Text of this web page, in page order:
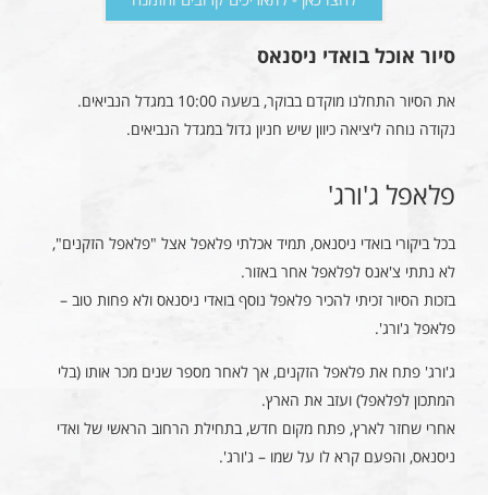
סיור אוכל בואדי ניסנאס
את הסיור התחלנו מוקדם בבוקר, בשעה 10:00 במגדל הנביאים.
נקודה נוחה ליציאה כיוון שיש חניון גדול במגדל הנביאים.
פלאפל ג'ורג'
בכל ביקורי בואדי ניסנאס, תמיד אכלתי פלאפל אצל "פלאפל הזקנים",
לא נתתי צ'אנס לפלאפל אחר באזור.
בזכות הסיור זכיתי להכיר פלאפל נוסף בואדי ניסנאס ולא פחות טוב –
פלאפל ג'ורג'.
ג'ורג' פתח את פלאפל הזקנים, אך לאחר מספר שנים מכר אותו (בלי
המתכון לפלאפל) ועזב את הארץ.
אחרי שחזר לארץ, פתח מקום חדש, בתחילת הרחוב הראשי של ואדי
ניסנאס, והפעם קרא לו על שמו – ג'ורג'.